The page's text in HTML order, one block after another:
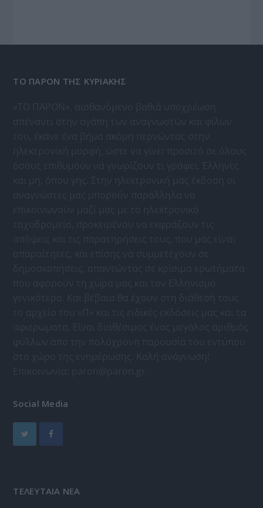
ΤΟ ΠΑΡΟΝ ΤΗΣ ΚΥΡΙΑΚΗΣ
Social Media
ΤΕΛΕΥΤΑΙΑ ΝΕΑ